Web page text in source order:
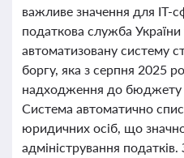
важливе значення для IT-
податкова служба
автоматизовану систему
боргу, яка з серпня 2025
надходження до бюджету
Система автоматично
юридичних осіб, що
адміністрування